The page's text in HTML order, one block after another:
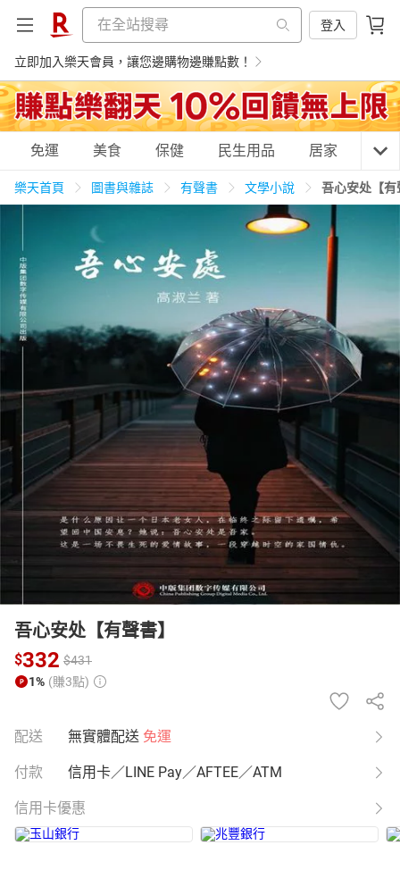
登入
立即加入樂天會員，讓您邊購物邊賺點數！
購物網分類
養生保健 民生用品
運動休閒 親子玩具
女裝 化妝保養 情趣用品
日本購物 電子/紙本書
HOT
免運 美食 保健 民生用品 居家 3C
樂天首頁 圖書與雜誌 有聲書 文學小說 吾心安处【有
吾心安处【有聲書】
$332 $431
1% (賺3點)
配送 無實體配送 免運
付款 信用卡／LINE Pay／AFTEE／ATM
信用卡優惠